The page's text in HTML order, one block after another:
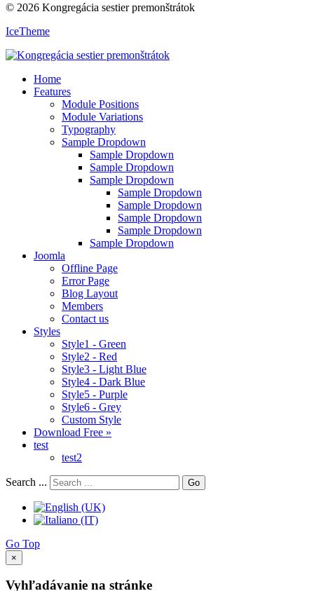
© 2026 Kongregácia sestier premonštrátok
IceTheme
Home
Features
Module Positions
Module Variations
Typography
Sample Dropdown
Sample Dropdown
Sample Dropdown
Sample Dropdown
Sample Dropdown
Sample Dropdown
Sample Dropdown
Sample Dropdown
Sample Dropdown
Joomla
Offline Page
Error Page
Blog Layout
Members
Contact us
Styles
Style1 - Green
Style2 - Red
Style3 - Light Blue
Style4 - Dark Blue
Style5 - Purple
Style6 - Grey
Custom Style
Download Free »
test
test2
Search ... Go
Go Top
×
Vyhľadávanie na stránke